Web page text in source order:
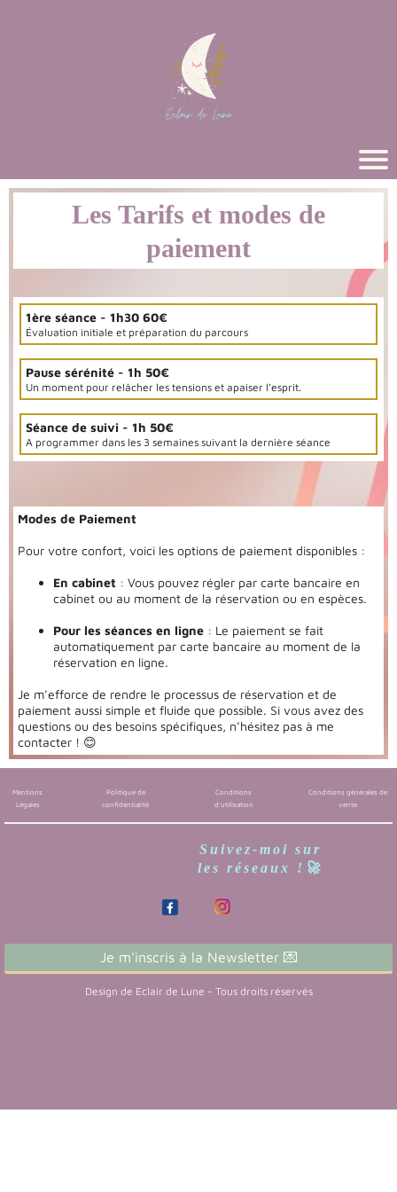
Les Tarifs et modes de
paiement
1ère séance - 1h30 60€
Évaluation initiale et préparation du parcours
Pause sérénité - 1h 50€
Un moment pour relâcher les tensions et apaiser l'esprit.
Séance de suivi - 1h 50€
A programmer dans les 3 semaines suivant la dernière séance
Modes de Paiement
Pour votre confort, voici les options de paiement disponibles :
En cabinet : Vous pouvez régler par carte bancaire en
cabinet ou au moment de la réservation ou en espèces.
Pour les séances en ligne : Le paiement se fait
automatiquement par carte bancaire au moment de la
réservation en ligne.
Je m’efforce de rendre le processus de réservation et de
paiement aussi simple et fluide que possible. Si vous avez des
questions ou des besoins spécifiques, n’hésitez pas à me
contacter ! 😊
Mentions
Légales
Politique de
confidentialité
Conditions
d'utilisation
Conditions générales de
vente
Suivez-moi sur
les réseaux !🚀
Design de Eclair de Lune - Tous droits réservés
Je m'inscris à la Newsletter 💌